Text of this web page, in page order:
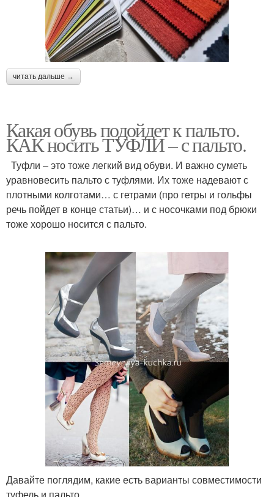
читать дальше →
Какая обувь подойдет к пальто.
КАК носить ТУФЛИ – с пальто.
Туфли – это тоже легкий вид обуви. И важно суметь
уравновесить пальто с туфлями. Их тоже надевают с
плотными колготами… с гетрами (про гетры и гольфы
речь пойдет в конце статьи)… и с носочками под брюки
тоже хорошо носится с пальто.
Давайте поглядим, какие есть варианты совместимости
туфель и пальто…